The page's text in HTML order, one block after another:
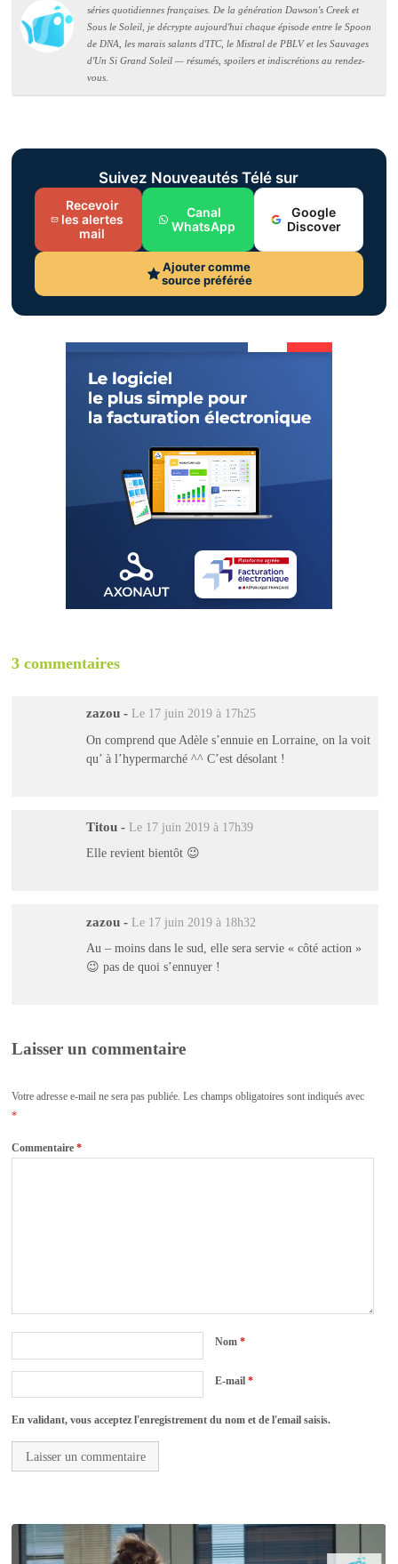
séries quotidiennes françaises. De la génération Dawson's Creek et
Sous le Soleil, je décrypte aujourd'hui chaque épisode entre le Spoon
de DNA, les marais salants d'ITC, le Mistral de PBLV et les Sauvages
d'Un Si Grand Soleil — résumés, spoilers et indiscrétions au rendez-
vous.
Suivez Nouveautés Télé sur
Recevoir
les alertes
mail
Canal
WhatsApp
Google
Discover
Ajouter comme
source préférée
3 commentaires
zazou - Le 17 juin 2019 à 17h25
On comprend que Adèle s’ennuie en Lorraine, on la voit
qu’ à l’hypermarché ^^ C’est désolant !
Titou - Le 17 juin 2019 à 17h39
Elle revient bientôt 😉
zazou - Le 17 juin 2019 à 18h32
Au – moins dans le sud, elle sera servie « côté action »
😉 pas de quoi s’ennuyer !
Laisser un commentaire
Votre adresse e-mail ne sera pas publiée. Les champs obligatoires sont indiqués avec
*
Commentaire*
Nom*
E-mail*
En validant, vous acceptez l'enregistrement du nom et de l'email saisis.